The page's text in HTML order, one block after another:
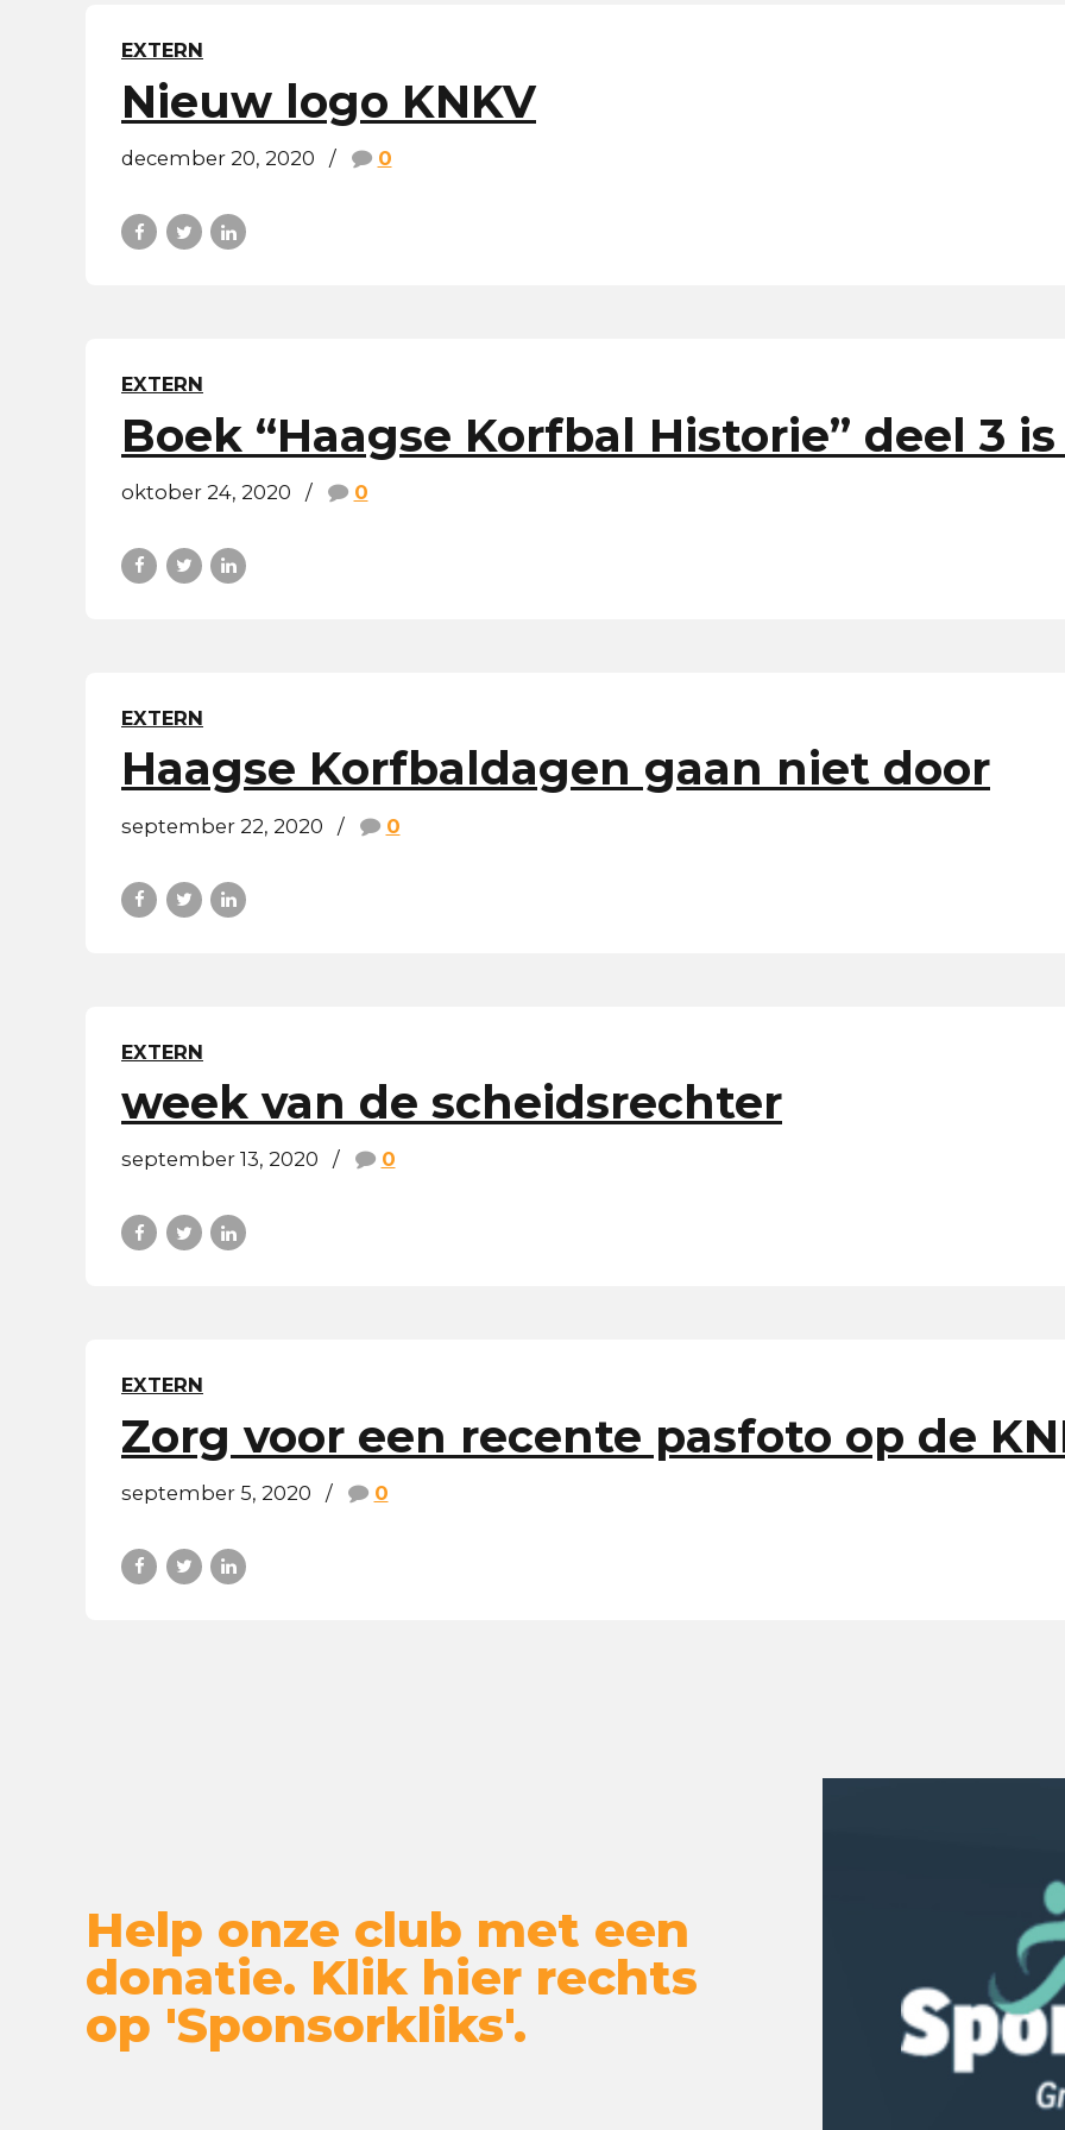
EXTERN
Nieuw logo KNKV
december 20, 2020 0
EXTERN
Boek “Haagse Korfbal Historie” deel 3
oktober 24, 2020 0
EXTERN
Haagse Korfbaldagen gaan niet door
september 22, 2020 0
EXTERN
week van de scheidsrechter
september 13, 2020 0
EXTERN
Zorg voor een recente pasfoto op de
september 5, 2020 0
Help onze club met een
donatie. Klik hier rechts
op 'Sponsorkliks'.